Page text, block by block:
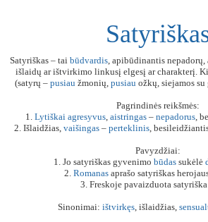
Satyriškas – tai būdvardis, apibūdinantis nepadorų,
išlaidų ar ištvirkimo linkusį elgesį ar charakterį.
(satyrų – pusiau žmonių, pusiau ožkų, siejamos
Pagrindinės reikšmės:
1. Lytiškai agresyvus, aistringas – nepadorus,
2. Išlaidžias, vaišingas – perteklinis,
Pavyzdžiai:
1. Jo satyriškas gyvenimo būdassukėlė
2. Romanasaprašo satyriškas
3. Freskoje pavaizduota satyriška
Sinonimai: ištvirkęs, išlaidžias,